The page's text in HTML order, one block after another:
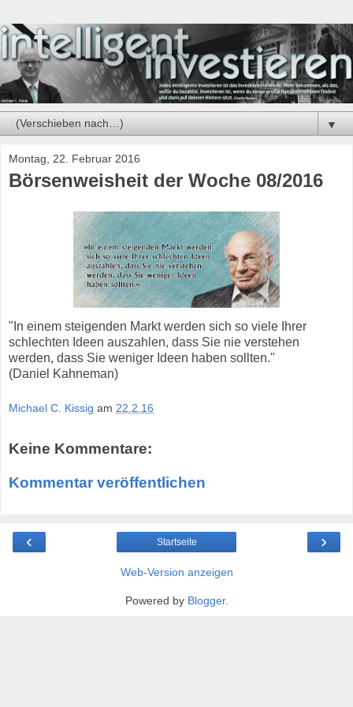
▼
Montag, 22. Februar 2016
Börsenweisheit der Woche 08/2016
"In einem steigenden Markt werden sich so viele Ihrer
schlechten Ideen auszahlen, dass Sie nie verstehen
werden, dass Sie weniger Ideen haben sollten."
(Daniel Kahneman)
Michael C. Kissig am 22.2.16
Keine Kommentare:
Kommentar veröffentlichen
‹ ›
Startseite
Web-Version anzeigen
Powered by Blogger.